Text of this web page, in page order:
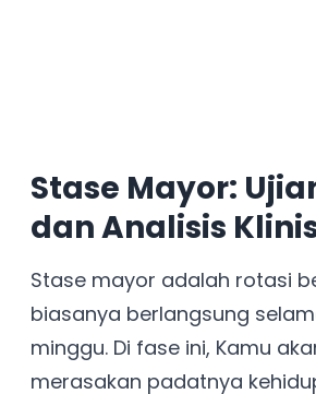
Stase Mayor:
dan Analisis
Stase mayor adalah rotasi
biasanya berlangsung
minggu. Di fase ini, Kamu
merasakan padatnya